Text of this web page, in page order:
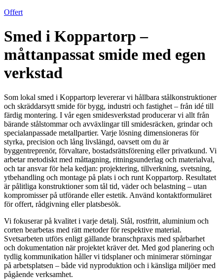
Offert
Smed i Koppartorp –
måttanpassat smide med egen
verkstad
Som lokal smed i Koppartorp levererar vi hållbara stålkonstruktioner
och skräddarsytt smide för bygg, industri och fastighet – från idé till
färdig montering. I vår egen smidesverkstad producerar vi allt från
bärande stålstommar och avväxlingar till smidesräcken, grindar och
specialanpassade metallpartier. Varje lösning dimensioneras för
styrka, precision och lång livslängd, oavsett om du är
byggentreprenör, förvaltare, bostadsrättsförening eller privatkund. Vi
arbetar metodiskt med måttagning, ritningsunderlag och materialval,
och tar ansvar för hela kedjan: projektering, tillverkning, svetsning,
ytbehandling och montage på plats i och runt Koppartorp. Resultatet
är pålitliga konstruktioner som tål tid, väder och belastning – utan
kompromisser på utförande eller estetik. Använd kontaktformuläret
för offert, rådgivning eller platsbesök.
Vi fokuserar på kvalitet i varje detalj. Stål, rostfritt, aluminium och
corten bearbetas med rätt metoder för respektive material.
Svetsarbeten utförs enligt gällande branschpraxis med spårbarhet
och dokumentation när projektet kräver det. Med god planering och
tydlig kommunikation håller vi tidsplaner och minimerar störningar
på arbetsplatsen – både vid nyproduktion och i känsliga miljöer med
pågående verksamhet.